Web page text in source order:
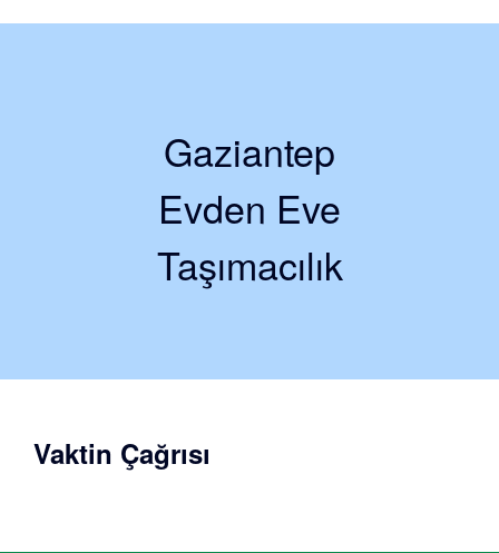
Gaziantep
Evden Eve
Taşımacılık
Vaktin Çağrısı